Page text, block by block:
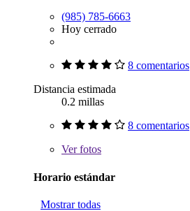
(985) 785-6663
Hoy cerrado
8 comentarios
Distancia estimada
0.2 millas
8 comentarios
Verfotos
Horario estándar
Mostrar todas